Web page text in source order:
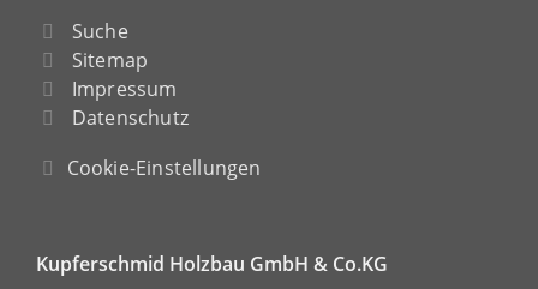
Suche
Sitemap
Impressum
Datenschutz
Cookie-Einstellungen
Kupferschmid Holzbau GmbH & Co.KG